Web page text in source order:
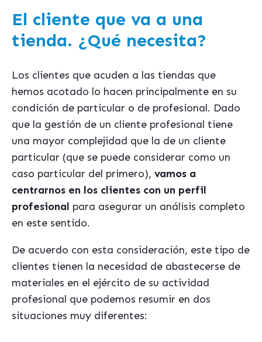
El cliente que va a una
tienda. ¿Qué necesita?
Los clientes que acuden a las tiendas que
hemos acotado lo hacen principalmente en su
condición de particular o de profesional. Dado
que la gestión de un cliente profesional tiene
una mayor complejidad que la de un cliente
particular (que se puede considerar como un
caso particular del primero), vamos a
centrarnos en los clientes con un perfil
profesional para asegurar un análisis completo
en este sentido.
De acuerdo con esta consideración, este tipo de
clientes tienen la necesidad de abastecerse de
materiales en el ejército de su actividad
profesional que podemos resumir en dos
situaciones muy diferentes: